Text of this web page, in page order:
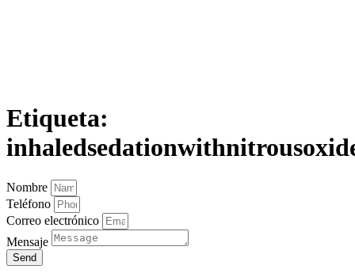
Etiqueta:
Nombre
Teléfono
Correo electrónico
Mensaje
Send